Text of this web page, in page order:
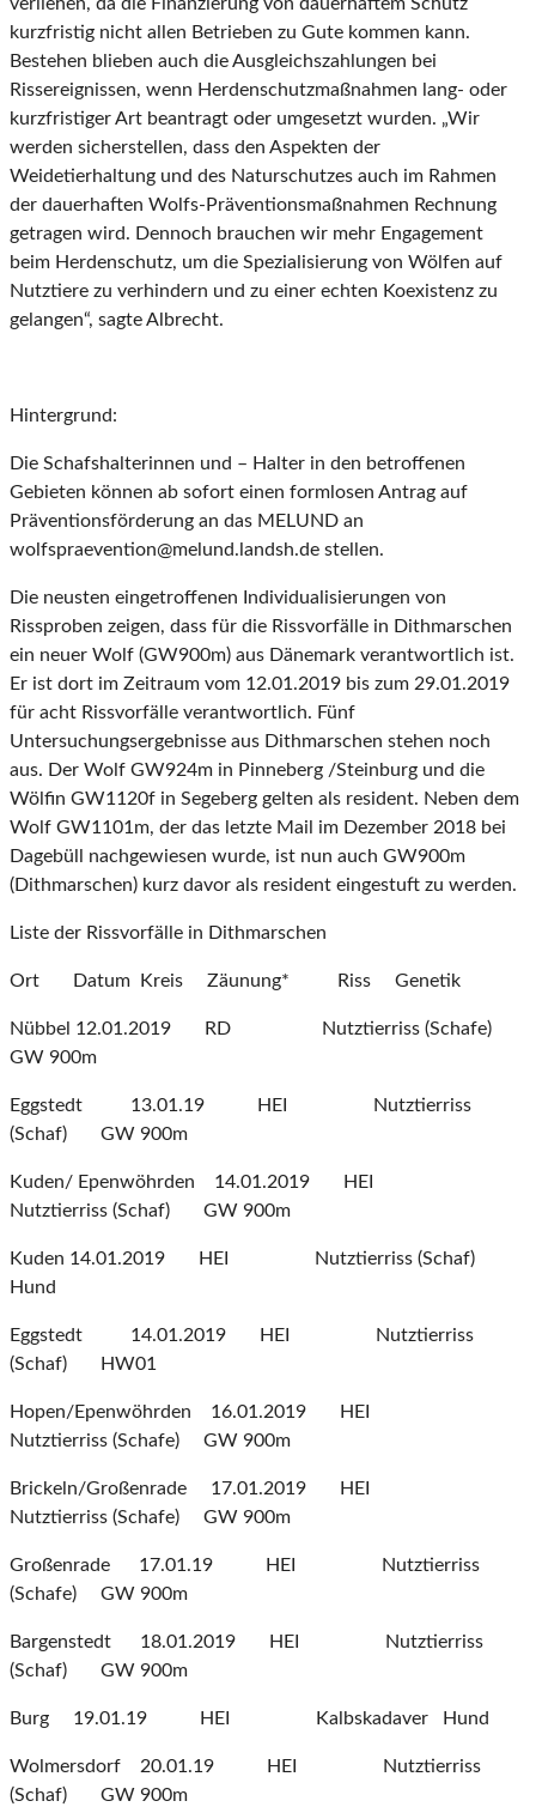
kurzfristig nicht allen Betrieben zu Gute kommen kann.
Bestehen blieben auch die Ausgleichszahlungen bei
Rissereignissen, wenn Herdenschutzmaßnahmen lang- oder
kurzfristiger Art beantragt oder umgesetzt wurden. „Wir
werden sicherstellen, dass den Aspekten der
Weidetierhaltung und des Naturschutzes auch im Rahmen
der dauerhaften Wolfs-Präventionsmaßnahmen Rechnung
getragen wird. Dennoch brauchen wir mehr Engagement
beim Herdenschutz, um die Spezialisierung von Wölfen auf
Nutztiere zu verhindern und zu einer echten Koexistenz zu
gelangen“, sagte Albrecht.
Hintergrund:
Die Schafshalterinnen und – Halter in den betroffenen
Gebieten können ab sofort einen formlosen Antrag auf
Präventionsförderung an das MELUND an
wolfspraevention@melund.landsh.de stellen.
Die neusten eingetroffenen Individualisierungen von
Rissproben zeigen, dass für die Rissvorfälle in Dithmarschen
ein neuer Wolf (GW900m) aus Dänemark verantwortlich ist.
Er ist dort im Zeitraum vom 12.01.2019 bis zum 29.01.2019
für acht Rissvorfälle verantwortlich. Fünf
Untersuchungsergebnisse aus Dithmarschen stehen noch
aus. Der Wolf GW924m in Pinneberg /Steinburg und die
Wölfin GW1120f in Segeberg gelten als resident. Neben dem
Wolf GW1101m, der das letzte Mail im Dezember 2018 bei
Dagebüll nachgewiesen wurde, ist nun auch GW900m
(Dithmarschen) kurz davor als resident eingestuft zu werden.
Liste der Rissvorfälle in Dithmarschen
Ort Datum Kreis Zäunung* Riss Genetik
Nübbel 12.01.2019 RD Nutztierriss (Schafe)
GW 900m
Eggstedt 13.01.19 HEI Nutztierriss
(Schaf) GW 900m
Kuden/ Epenwöhrden 14.01.2019 HEI
Nutztierriss (Schaf) GW 900m
Kuden 14.01.2019 HEI Nutztierriss (Schaf)
Hund
Eggstedt 14.01.2019 HEI Nutztierriss
(Schaf) HW01
Hopen/Epenwöhrden 16.01.2019 HEI
Nutztierriss (Schafe) GW 900m
Brickeln/Großenrade 17.01.2019 HEI
Nutztierriss (Schafe) GW 900m
Großenrade 17.01.19 HEI Nutztierriss
(Schafe) GW 900m
Bargenstedt 18.01.2019 HEI Nutztierriss
(Schaf) GW 900m
Burg 19.01.19 HEI Kalbskadaver Hund
Wolmersdorf 20.01.19 HEI Nutztierriss
(Schaf) GW 900m